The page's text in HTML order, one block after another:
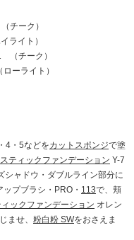
チーク）
ライト）
（チーク）
ーライト）
4・5などをカットスポンジで塗
スティックファンデーション Y-7
シャドウ・ダブルライン部分に
プブラシ・PRO・ 113で、頬
ィックファンデーション オレン
ませ、 粉白粉 SWをおさえま